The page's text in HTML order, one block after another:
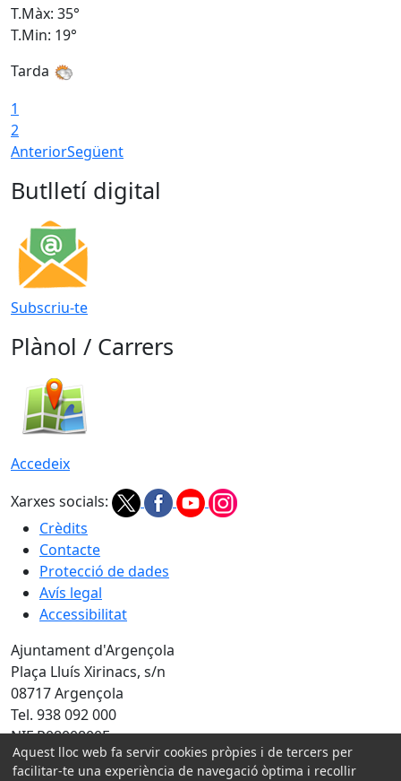
T.Màx: 35°
T.Min: 19°
Tarda
1
2
AnteriorSegüent
Butlletí digital
Subscriu-te
Plànol / Carrers
Accedeix
Xarxes socials:
Crèdits
Contacte
Protecció de dades
Avís legal
Accessibilitat
Ajuntament d'Argençola
Plaça Lluís Xirinacs, s/n
08717 Argençola
Tel. 938 092 000
NIF P0800800E
Amb la col·laboració de:
Aquest lloc web fa servir cookies pròpies i de tercers per
facilitar-te una experiència de navegació òptima i recollir